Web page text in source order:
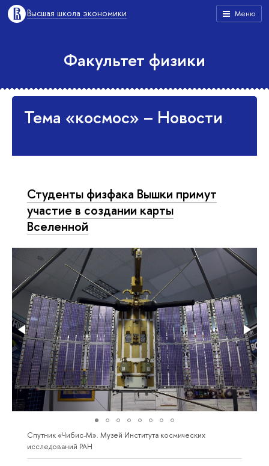
Меню
Высшая школа экономики
Факультет физики
Тема «космос» – Новости
Студенты физфака Вышки примут
участие в создании карты
Вселенной
Спутник «Чибис-М». Музей Института космических
исследований РАН